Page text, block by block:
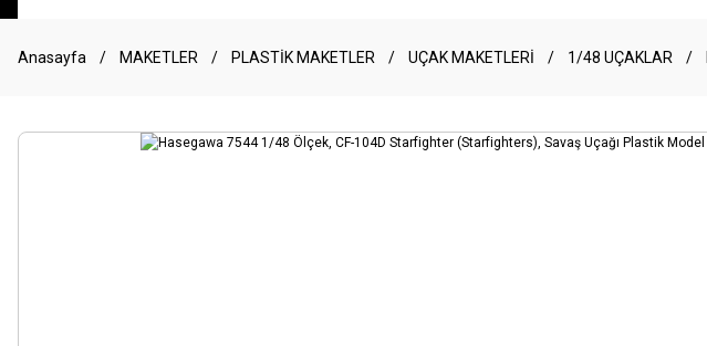
Anasayfa MAKETLER PLASTİK MAKETLER UÇAK MAKETLERİ 1/48 UÇAKLAR